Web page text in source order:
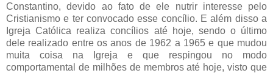
Constantino, devido ao fato de ele nutrir interesse pelo
Cristianismo e ter convocado esse concílio. E além disso a
Igreja Católica realiza concílios até hoje, sendo o último
dele realizado entre os anos de 1962 a 1965 e que mudou
muita coisa na Igreja e que respingou no modo
comportamental de milhões de membros até hoje, visto que